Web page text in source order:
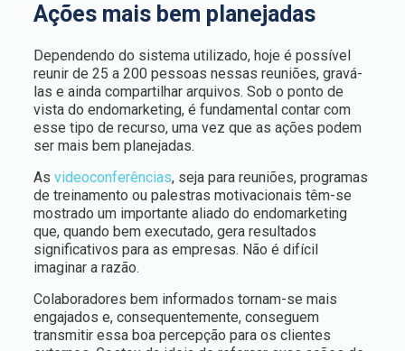
Ações mais bem planejadas
Dependendo do sistema utilizado, hoje é possível
reunir de 25 a 200 pessoas nessas reuniões, gravá-
las e ainda compartilhar arquivos. Sob o ponto de
vista do endomarketing, é fundamental contar com
esse tipo de recurso, uma vez que as ações podem
ser mais bem planejadas.
As videoconferências, seja para reuniões, programas
de treinamento ou palestras motivacionais têm-se
mostrado um importante aliado do endomarketing
que, quando bem executado, gera resultados
significativos para as empresas. Não é difícil
imaginar a razão.
Colaboradores bem informados tornam-se mais
engajados e, consequentemente, conseguem
transmitir essa boa percepção para os clientes